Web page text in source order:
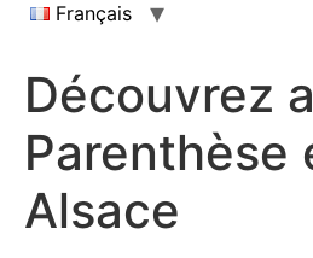
Français
Découvrez
Parenthèse
Alsace